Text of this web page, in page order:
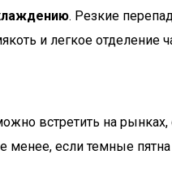
. Резкие
и легкое отделение
встретить на
если темные